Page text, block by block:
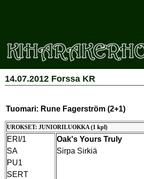
14.07.2012 Forssa KR
Tuomari: Rune Fagerström (2+1)
UROKSET: JUNIORILUOKKA (1 kpl)
ERI/1
SA
PU1
SERT
Oak's Yours Truly
Sirpa Sirkiä